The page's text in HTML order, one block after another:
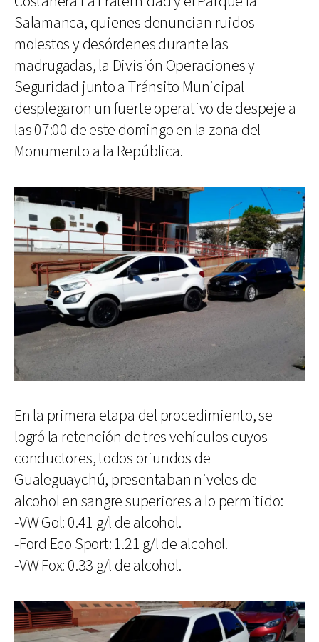
Salamanca, quienes denuncian ruidos
molestos y desórdenes durante las
madrugadas, la División Operaciones y
Seguridad junto a Tránsito Municipal
desplegaron un fuerte operativo de despeje a
las 07:00 de este domingo en la zona del
Monumento a la República.
En la primera etapa del procedimiento, se
logró la retención de tres vehículos cuyos
conductores, todos oriundos de
Gualeguaychú, presentaban niveles de
alcohol en sangre superiores a lo permitido:
-VW Gol: 0.41 g/l de alcohol.
-Ford Eco Sport: 1.21 g/l de alcohol.
-VW Fox: 0.33 g/l de alcohol.